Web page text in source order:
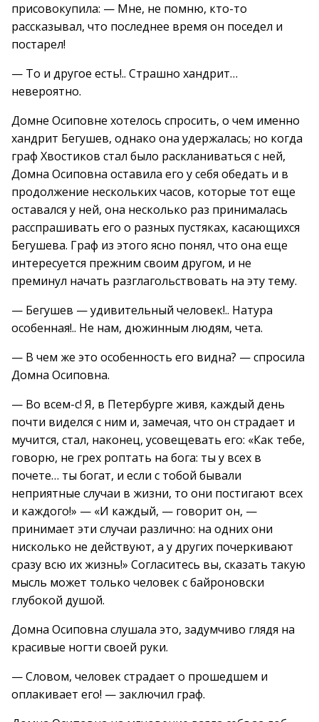
присовокупила: — Мне, не помню, кто-то
рассказывал, что последнее время он поседел и
постарел!
— То и другое есть!.. Страшно хандрит…
невероятно.
Домне Осиповне хотелось спросить, о чем именно
хандрит Бегушев, однако она удержалась; но когда
граф Хвостиков стал было раскланиваться с ней,
Домна Осиповна оставила его у себя обедать и в
продолжение нескольких часов, которые тот еще
оставался у ней, она несколько раз принималась
расспрашивать его о разных пустяках, касающихся
Бегушева. Граф из этого ясно понял, что она еще
интересуется прежним своим другом, и не
преминул начать разглагольствовать на эту тему.
— Бегушев — удивительный человек!.. Натура
особенная!.. Не нам, дюжинным людям, чета.
— В чем же это особенность его видна? — спросила
Домна Осиповна.
— Во всем-с! Я, в Петербурге живя, каждый день
почти виделся с ним и, замечая, что он страдает и
мучится, стал, наконец, усовещевать его: «Как тебе,
говорю, не грех роптать на бога: ты у всех в
почете… ты богат, и если с тобой бывали
неприятные случаи в жизни, то они постигают всех
и каждого!» — «И каждый, — говорит он, —
принимает эти случаи различно: на одних они
нисколько не действуют, а у других почеркивают
сразу всю их жизнь!» Согласитесь вы, сказать такую
мысль может только человек с байроновски
глубокой душой.
Домна Осиповна слушала это, задумчиво глядя на
красивые ногти своей руки.
— Словом, человек страдает о прошедшем и
оплакивает его! — заключил граф.